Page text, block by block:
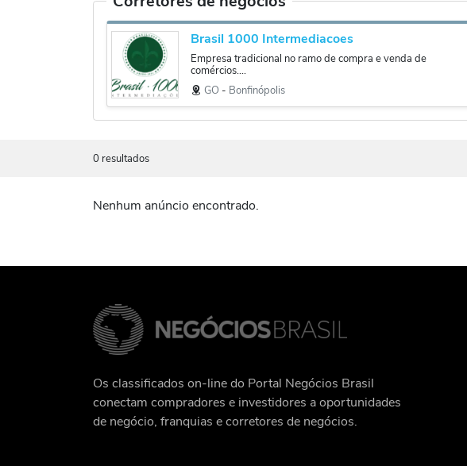
Brasil 1000 Intermediacoes
Empresa tradicional no ramo de compra e venda de
comércios....
GO ‐ Bonfinópolis
0 resultados
Nenhum anúncio encontrado.
Os classificados on-line do Portal Negócios Brasil
conectam compradores e investidores a oportunidades
de negócio, franquias e corretores de negócios.